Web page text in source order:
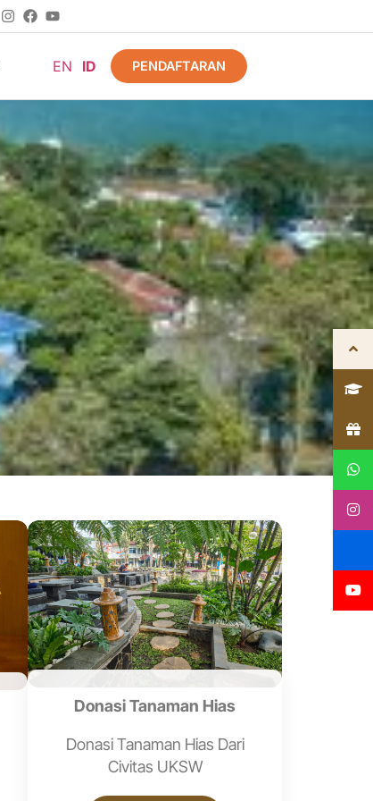
EN ID PENDAFTARAN
Donasi Tanaman Hias
Donasi Tanaman Hias Dari
Civitas UKSW